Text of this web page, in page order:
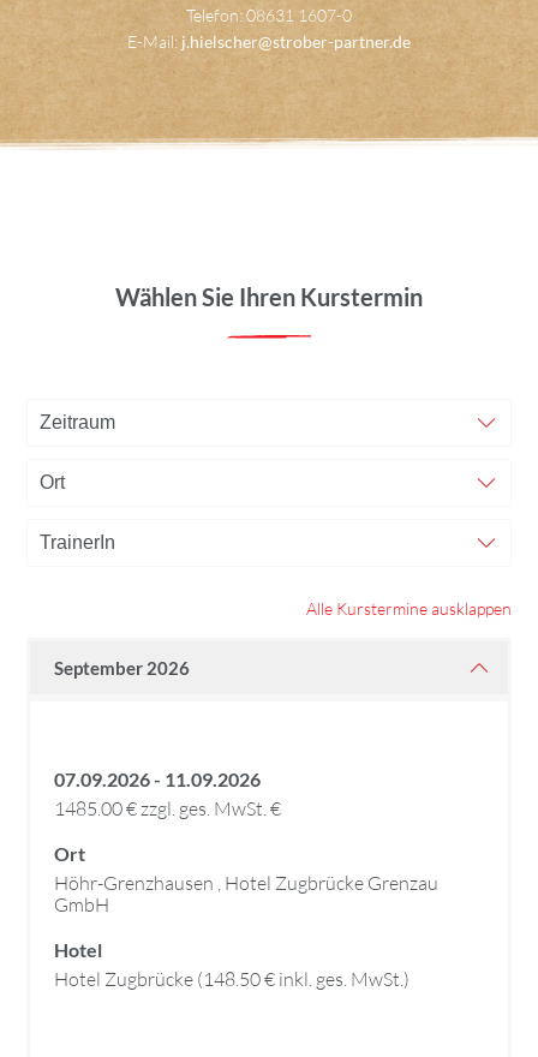
Telefon: 08631 1607-0
E-Mail: j.hielscher@strober-partner.de
Wählen Sie Ihren Kurstermin
Alle Kurstermine ausklappen
September 2026
07.09.2026 - 11.09.2026
1485.00 € zzgl. ges. MwSt. €
Ort
Höhr-Grenzhausen , Hotel Zugbrücke Grenzau
GmbH
Hotel
Hotel Zugbrücke (148.50 € inkl. ges. MwSt.)